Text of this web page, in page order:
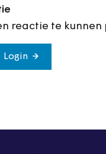
reactie te kunnen
Login